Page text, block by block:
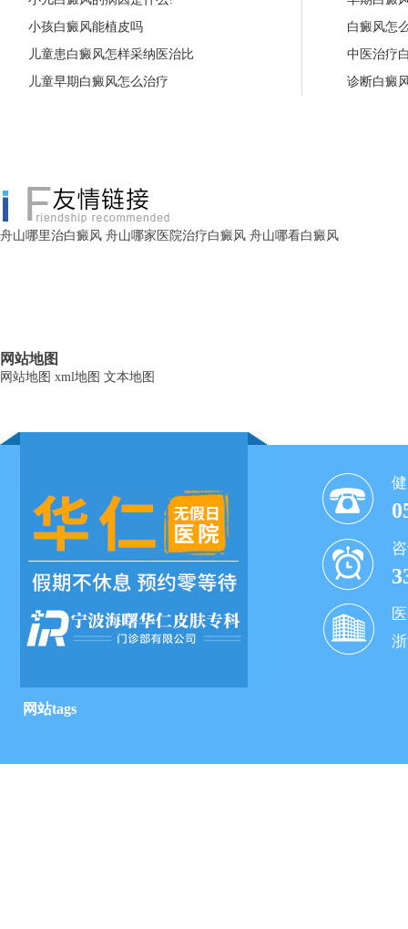
小孩白癜风能植皮吗
儿童患白癜风怎样采纳医治比
儿童早期白癜风怎么治疗
白癜风怎
中医治疗
诊断白癜
舟山哪里治白癜风 舟山哪家医院治疗白癜风 舟山哪看白癜风
网站地图
网站地图 xml地图 文本地图
网站tags